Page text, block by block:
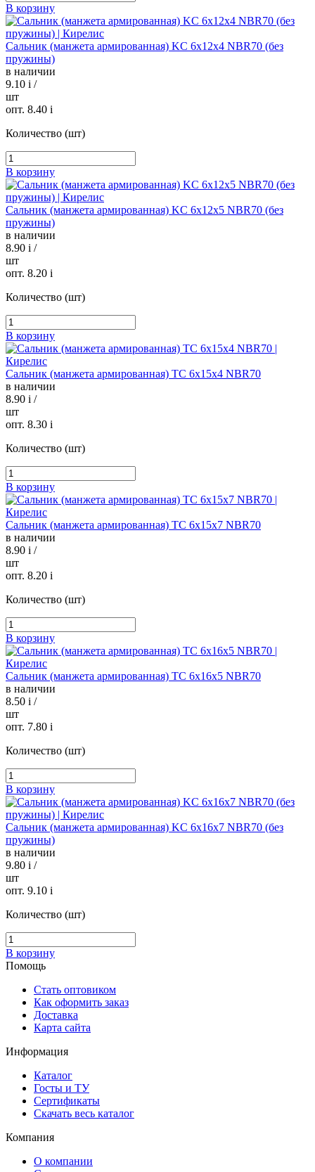
В корзину
Сальник (манжета армированная) KC 6х12х4 NBR70 (без
пружины)
в наличии
9.10 i /
шт
опт. 8.40 i
Количество (шт)
В корзину
Сальник (манжета армированная) KC 6х12х5 NBR70 (без
пружины)
в наличии
8.90 i /
шт
опт. 8.20 i
Количество (шт)
В корзину
Сальник (манжета армированная) TC 6х15х4 NBR70
в наличии
8.90 i /
шт
опт. 8.30 i
Количество (шт)
В корзину
Сальник (манжета армированная) TC 6х15х7 NBR70
в наличии
8.90 i /
шт
опт. 8.20 i
Количество (шт)
В корзину
Сальник (манжета армированная) TC 6х16х5 NBR70
в наличии
8.50 i /
шт
опт. 7.80 i
Количество (шт)
В корзину
Сальник (манжета армированная) KC 6х16х7 NBR70 (без
пружины)
в наличии
9.80 i /
шт
опт. 9.10 i
Количество (шт)
В корзину
Помощь
Стать оптовиком
Как оформить заказ
Доставка
Карта сайта
Информация
Каталог
Госты и ТУ
Сертификаты
Скачать весь каталог
Компания
О компании